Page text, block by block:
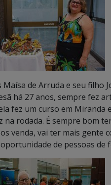
Maísa de Arruda e seu filho
há 27 anos, sempre fez
fez um curso em Miranda
na rodada. É sempre bom
venda, vai ter mais gente
de pessoas de